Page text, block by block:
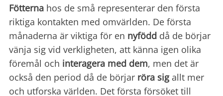
Fötterna hos de små representerar den första
riktiga kontakten med omvärlden. De första
månaderna är viktiga för en nyfödd då de börjar
vänja sig vid verkligheten, att känna igen olika
föremål och interagera med dem, men det är
också den period då de börjar röra sigallt mer
och utforska världen. Det första försöket till